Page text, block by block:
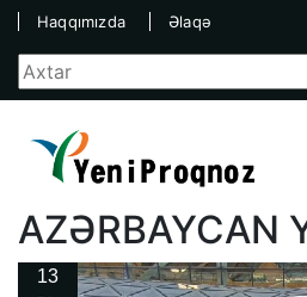
Haqqımızda Əlaqə
AZƏRBAYCAN
13